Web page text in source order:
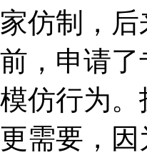
仿制，
，申请
仿行为
需要，